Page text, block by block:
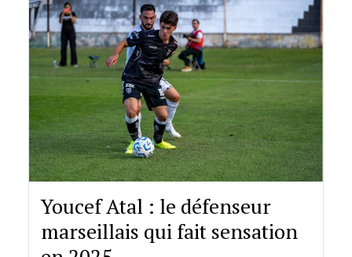
Youcef Atal : le défenseur
marseillais qui fait sensation